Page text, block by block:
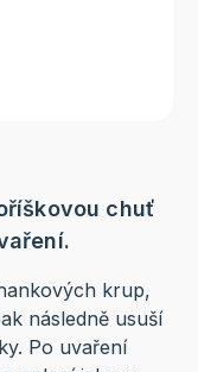
chuť
krup,
následně usuší
Po uvaření